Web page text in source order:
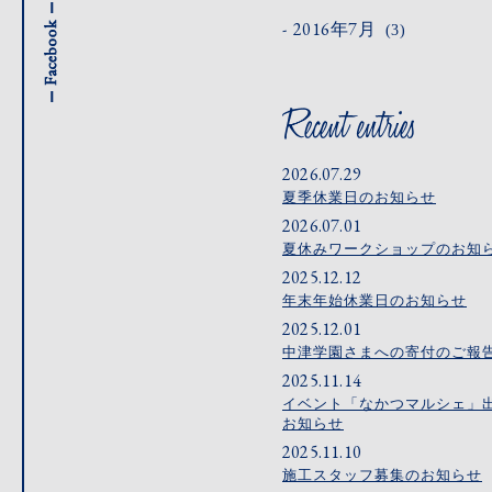
2016年7月 (3)
2026.07.29
夏季休業日のお知らせ
2026.07.01
夏休みワークショップのお知
2025.12.12
年末年始休業日のお知らせ
2025.12.01
中津学園さまへの寄付のご報
2025.11.14
イベント「なかつマルシェ」
お知らせ
2025.11.10
施工スタッフ募集のお知らせ